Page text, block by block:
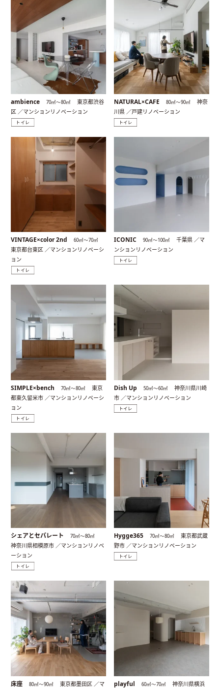
ambience 70㎡〜80㎡
東京都渋谷
区 ／マンションリノベーション
トイレ
NATURAL×CAFE 80㎡〜90㎡
神奈
川県 ／戸建リノベーション
トイレ
VINTAGE×color 2nd 60㎡〜70㎡
東京都台東区 ／マンションリノベーシ
ョン
トイレ
ICONIC 90㎡〜100㎡
千葉県 ／マ
ンションリノベーション
トイレ
SIMPLE×bench 70㎡〜80㎡
東京
都東久留米市 ／マンションリノベーシ
ョン
トイレ
Dish Up 50㎡〜60㎡
神奈川県川崎
市 ／マンションリノベーション
トイレ
シェアとセパレート 70㎡〜80㎡
神奈川県相模原市 ／マンションリノベ
ーション
トイレ
Hygge365 70㎡〜80㎡
東京都武蔵
野市 ／マンションリノベーション
トイレ
床座 80㎡〜90㎡
東京都墨田区 ／マ
playful 60㎡〜70㎡
神奈川県横浜